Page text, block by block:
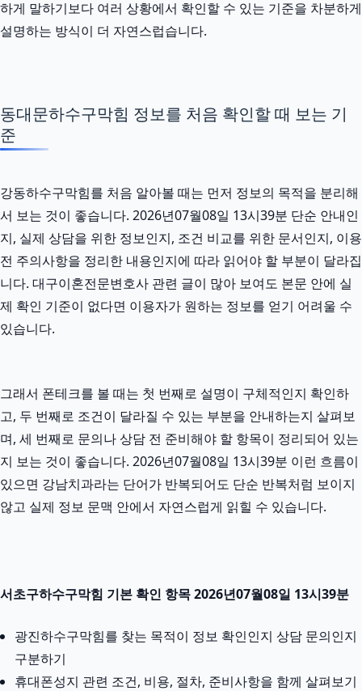
하게 말하기보다 여러 상황에서 확인할 수 있는 기준을 차분하게
설명하는 방식이 더 자연스럽습니다.
동대문하수구막힘 정보를 처음 확인할 때 보는 기
준
강동하수구막힘를 처음 알아볼 때는 먼저 정보의 목적을 분리해
서 보는 것이 좋습니다. 2026년07월08일 13시39분 단순 안내인
지, 실제 상담을 위한 정보인지, 조건 비교를 위한 문서인지, 이용
전 주의사항을 정리한 내용인지에 따라 읽어야 할 부분이 달라집
니다. 대구이혼전문변호사 관련 글이 많아 보여도 본문 안에 실
제 확인 기준이 없다면 이용자가 원하는 정보를 얻기 어려울 수
있습니다.
그래서 폰테크를 볼 때는 첫 번째로 설명이 구체적인지 확인하
고, 두 번째로 조건이 달라질 수 있는 부분을 안내하는지 살펴보
며, 세 번째로 문의나 상담 전 준비해야 할 항목이 정리되어 있는
지 보는 것이 좋습니다. 2026년07월08일 13시39분 이런 흐름이
있으면 강남치과라는 단어가 반복되어도 단순 반복처럼 보이지
않고 실제 정보 문맥 안에서 자연스럽게 읽힐 수 있습니다.
서초구하수구막힘 기본 확인 항목 2026년07월08일 13시39분
광진하수구막힘를 찾는 목적이 정보 확인인지 상담 문의인지
구분하기
휴대폰성지 관련 조건, 비용, 절차, 준비사항을 함께 살펴보기